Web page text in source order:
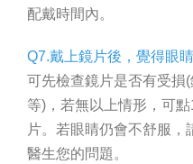
配戴時間內。
Q7.戴上鏡片後，覺得眼
可先檢查鏡片是否有受
等)，若無以上情形，可
片。若眼睛仍會不舒服，
醫生您的問題。